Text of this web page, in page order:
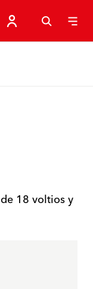
18 voltios y